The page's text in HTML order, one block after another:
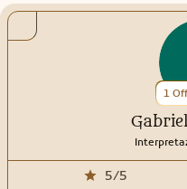
approfondire nel tempo
cambiato la mia vita, in un
spiegare... Tanti i metodi da usare ma sempre tenendo a mente un
principio essenziale, il nostro
plasmato dal nostro libero
lo scopo non dovrebbe
crescere come individui e
armonia con le leggi eterne,
che così in forme diverse ci
di affrontare la vita. Quale
valuteremo insieme, ogni
simbolismo-linguaggio e
una lettura più dettagliata ed
1
5/5